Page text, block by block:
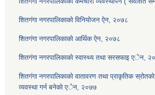
शितगंगा नगरपालिकाकाे विनियोजन ऐन, २०७८
शितगंगा नगरपालिकाकाे आर्थिक ऐन, २०७८
शितगंगा नगरपालिकाकाे स्वास्थ्य तथा सरसफाइ एेन,
शितगंगा नगरपालिकाकाे वातावरण तथा प्राकृतिक
व्यवस्था गर्न बनेकाे एेन, २०७७